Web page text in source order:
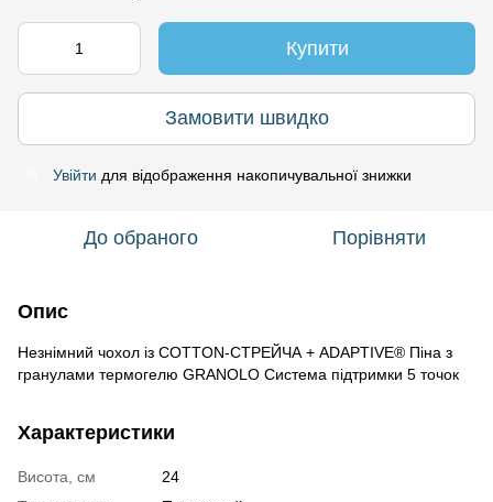
Купити
Замовити швидко
Увійти для відображення накопичувальної знижки
До обраного Порівняти
Опис
Незнімний чохол із COTTON-СТРЕЙЧА + ADAPTIVE® Піна з
гранулами термогелю GRANOLO Система підтримки 5 точок
Характеристики
Висота, см
24